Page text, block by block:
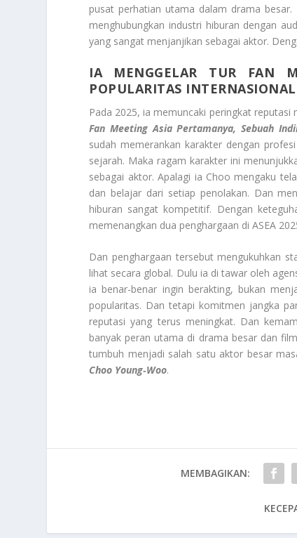
pusat perhatian utama dalam drama
menghubungkan industri hiburan dengan
yang sangat menjanjikan sebagai aktor.
IA MENGGELAR TUR FAN
POPULARITAS
Pada 2025, ia memuncaki peringkat
Fan Meeting Asia Pertamanya, Sebuah
sudah memerankan karakter dengan
sejarah. Maka ragam karakter ini
sebagai aktor. Apalagi ia Choo mengaku
dan belajar dari setiap penolakan. Dan
hiburan sangat kompetitif. Dengan
memenangkan dua penghargaan di ASEA
Dan penghargaan tersebut mengukuhkan
lihat secara global. Dulu ia di tawar oleh
ia benar-benar ingin berakting, bukan
popularitas. Dan tetapi komitmen jangka
reputasi yang terus meningkat. Dan
banyak peran utama di drama besar dan
tumbuh menjadi salah satu aktor besar
Choo Young‑Woo.
MEMBAGIKAN: